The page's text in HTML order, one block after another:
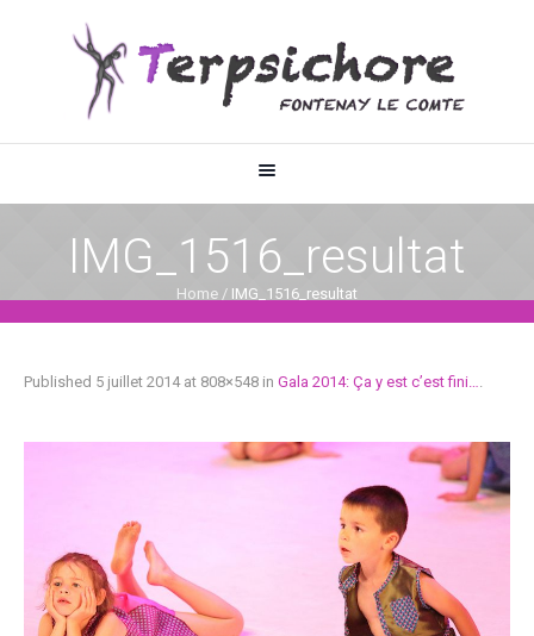
IMG_1516_resultat
Home / IMG_1516_resultat
Published 5 juillet 2014at 808×548 in Gala 2014: Ça y est c’est fini….